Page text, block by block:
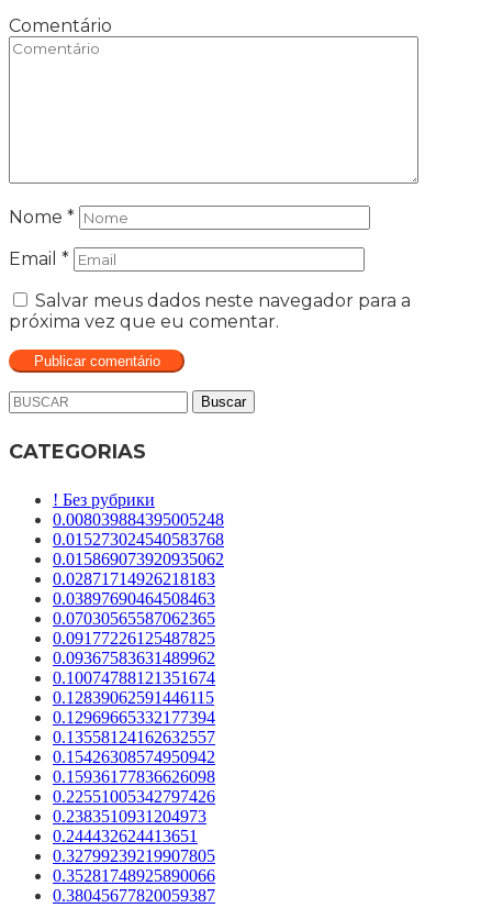
Comentário
Nome *
Email *
Salvar meus dados neste navegador para a
próxima vez que eu comentar.
Buscar
CATEGORIAS
! Без рубрики
0.008039884395005248
0.015273024540583768
0.015869073920935062
0.02871714926218183
0.03897690464508463
0.07030565587062365
0.09177226125487825
0.09367583631489962
0.10074788121351674
0.12839062591446115
0.12969665332177394
0.13558124162632557
0.15426308574950942
0.15936177836626098
0.22551005342797426
0.2383510931204973
0.244432624413651
0.32799239219907805
0.35281748925890066
0.38045677820059387